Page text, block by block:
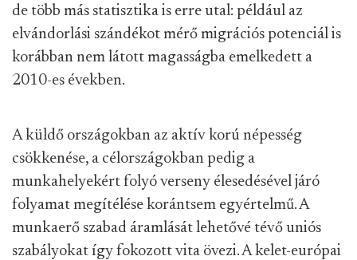
de több más statisztika is erre utal: például az
elvándorlási szándékot mérő migrációs potenciál is
korábban nem látott magasságba emelkedett a
2010-es években.
A küldő országokban az aktív korú népesség
csökkenése, a célországokban pedig a
munkahelyekért folyó verseny élesedésével járó
folyamat megítélése korántsem egyértelmű. A
munkaerő szabad áramlását lehetővé tévő uniós
szabályokat így fokozott vita övezi. A kelet-európai